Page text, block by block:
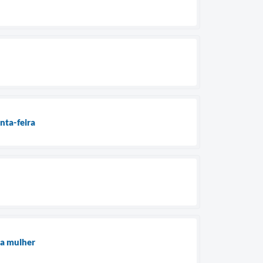
feira
mulher